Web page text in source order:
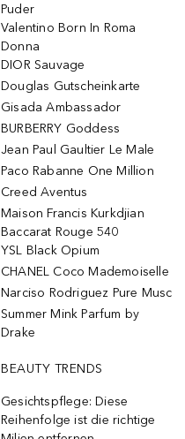
Puder
Valentino Born In Roma
Donna
DIOR Sauvage
Douglas Gutscheinkarte
Gisada Ambassador
BURBERRY Goddess
Jean Paul Gaultier Le Male
Paco Rabanne One Million
Creed Aventus
Maison Francis Kurkdjian
Baccarat Rouge 540
YSL Black Opium
CHANEL Coco Mademoiselle
Narciso Rodriguez Pure Musc
Summer Mink Parfum by
Drake
BEAUTY TRENDS
Gesichtspflege: Diese
Reihenfolge ist die richtige